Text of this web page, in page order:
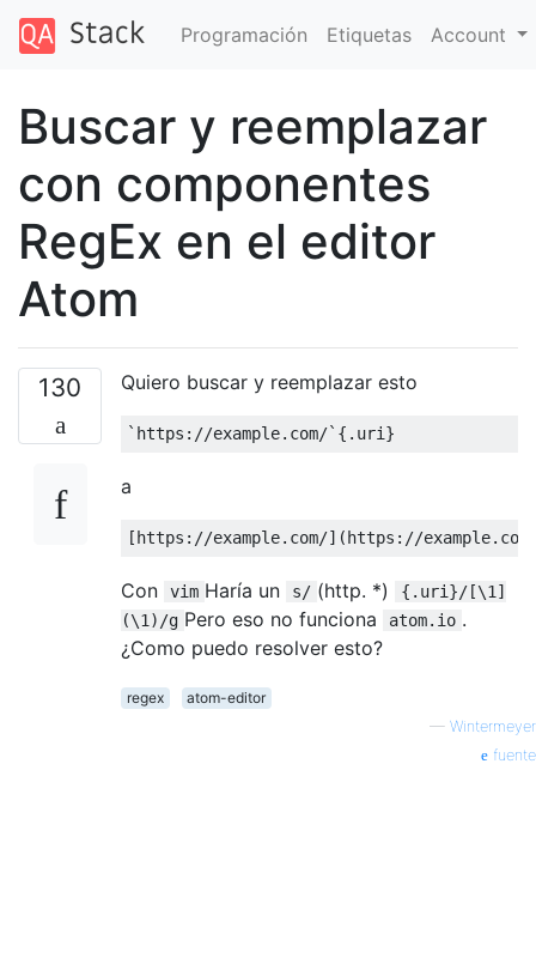
Programación Etiquetas Account
Buscar y reemplazar
con componentes
RegEx en el editor
Atom
130 Quiero buscar y reemplazar esto
`https://example.com/` {. uri }
a
[https : //example.com/](https://
Con vim Haría un s/ (http. *)
{.uri}/[\1]
(\1)/g Pero eso no funciona atom.io .
¿Como puedo resolver esto?
regex
atom-editor
— Wintermeyer
fuente